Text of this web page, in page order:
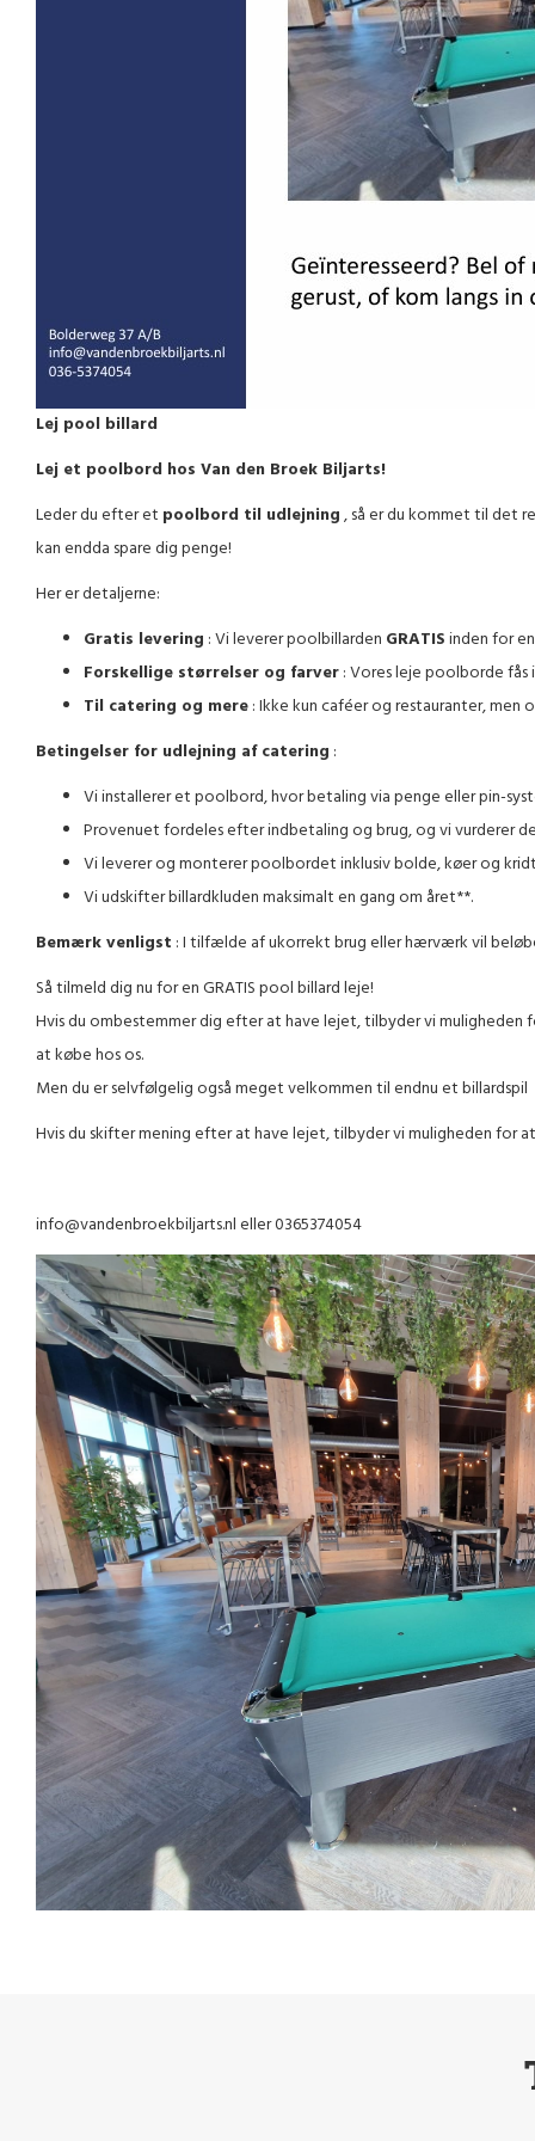
Lej pool billard
Lej et poolbord hos Van den Broek Biljarts!
Leder du efter et poolbord til udlejning, så er du kommet til det
kan endda spare dig penge!
Her er detaljerne:
Gratis levering : Vi leverer poolbillarden GRATISinden for
Forskellige størrelser og farver: Vores leje poolborde
Til catering og mere: Ikke kun caféer og restauranter, men
Betingelser for udlejning af catering :
Vi installerer et poolbord, hvor betaling via penge eller pin-
Provenuet fordeles efter indbetaling og brug, og vi vurderer
Vi leverer og monterer poolbordet inklusiv bolde, køer og
Vi udskifter billardkluden maksimalt en gang om året**.
Bemærk venligst : I tilfælde af ukorrekt brug eller hærværk vil
Så tilmeld dig nu for en GRATIS pool billard leje!
Hvis du ombestemmer dig efter at have lejet, tilbyder vi
at købe hos os.
Men du er selvfølgelig også meget velkommen til endnu et billardspil
Hvis du skifter mening efter at have lejet, tilbyder vi muligheden for
info@vandenbroekbiljarts.nleller 0365374054